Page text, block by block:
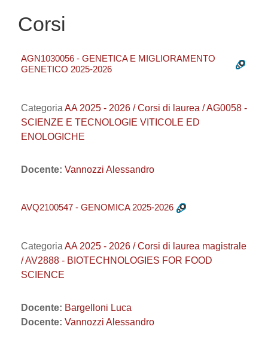
Corsi
AGN1030056 - GENETICA E MIGLIORAMENTO
GENETICO 2025-2026
Categoria AA 2025 - 2026 / Corsi di laurea / AG0058 -
SCIENZE E TECNOLOGIE VITICOLE ED
ENOLOGICHE
Docente: Vannozzi Alessandro
AVQ2100547 - GENOMICA 2025-2026
Categoria AA 2025 - 2026 / Corsi di laurea magistrale
/ AV2888 - BIOTECHNOLOGIES FOR FOOD
SCIENCE
Docente: Bargelloni Luca
Docente: Vannozzi Alessandro